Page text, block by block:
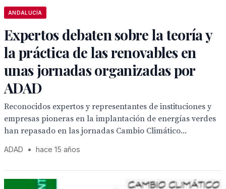
ANDALUCÍA
Expertos debaten sobre la teoría y
la práctica de las renovables en
unas jornadas organizadas por
ADAD
Reconocidos expertos y representantes de instituciones y
empresas pioneras en la implantación de energías verdes
han repasado en las jornadas Cambio Climático...
ADAD • hace 15 años